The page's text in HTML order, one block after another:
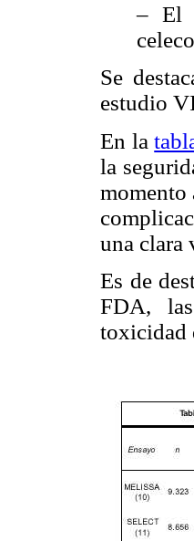
– El
Se
estudio
En la
la
momento
una clara
Es de
FDA,
toxicidad